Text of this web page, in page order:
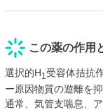
この薬の作用
選択的H1 受容体拮抗
ー原因物質の遊離を
通常、気管支喘息、